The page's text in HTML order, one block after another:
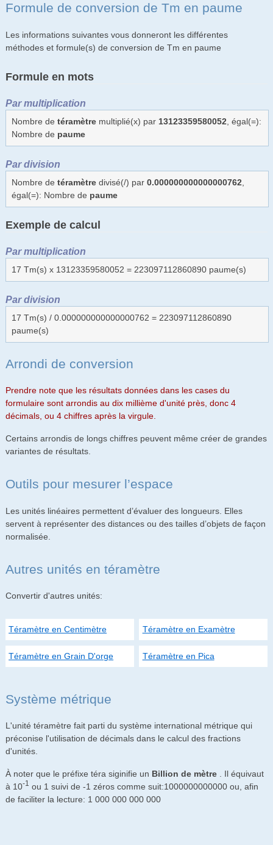
Formule de conversion de Tm en paume
Les informations suivantes vous donneront les différentes
méthodes et formule(s) de conversion de Tm en paume
Formule en mots
Par multiplication
Nombre de téramètremultiplié(x) par 13123359580052 , égal(=):
Nombre de paume
Par division
Nombre de téramètredivisé(/) par 0.000000000000000762
égal(=): Nombre de paume
Exemple de calcul
Par multiplication
17 Tm(s) x 13123359580052 = 223097112860890 paume(s)
Par division
17 Tm(s) / 0.000000000000000762 = 223097112860890
paume(s)
Arrondi de conversion
Prendre note que les résultats données dans les cases du
formulaire sont arrondis au dix millième d'unité près, donc 4
décimals, ou 4 chiffres après la virgule.
Certains arrondis de longs chiffres peuvent même créer de grandes
variantes de résultats.
Outils pour mesurer l’espace
Les unités linéaires permettent d’évaluer des longueurs. Elles
servent à représenter des distances ou des tailles d’objets de façon
normalisée.
Autres unités en téramètre
Convertir d'autres unités:
Téramètre en Centimètre Téramètre en Examètre
Téramètre en Grain D'orge Téramètre en Pica
Système métrique
L'unité téramètre fait parti du système international métrique qui
préconise l'utilisation de décimals dans le calcul des fractions
d'unités.
À noter que le préfixe téra siginifie un Billion de mètre. Il équivaut
à 10-1
ou 1 suivi de -1 zéros comme suit:1000000000000 ou, afin
de faciliter la lecture: 1 000 000 000 000